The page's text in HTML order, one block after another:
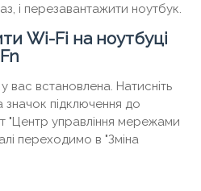
і перезавантажити ноутбук.
Wi-Fi на ноутбуці
вас встановлена. Натисніть
підключення до
"Центр управління мережами
переходимо в "Зміна